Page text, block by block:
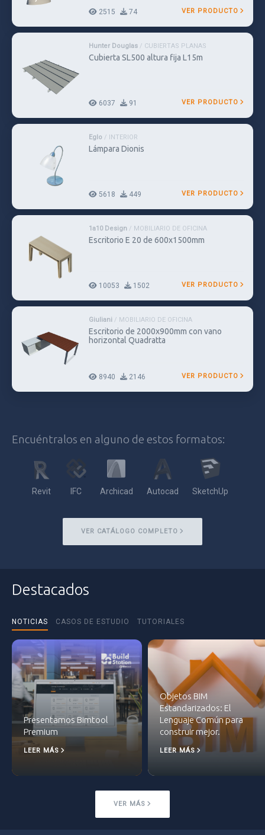
VER PRODUCTO
2515 74
Hunter Douglas / CUBIERTAS PLANAS
Cubierta SL500 altura fija L15m
VER PRODUCTO
6037 91
Eglo / INTERIOR
Lámpara Dionis
VER PRODUCTO
5618 449
1a10 Design / MOBILIARIO DE OFICINA
Escritorio E 20 de 600x1500mm
VER PRODUCTO
10053 1502
Giuliani / MOBILIARIO DE OFICINA
Escritorio de 2000x900mm con vano
horizontal Quadratta
VER PRODUCTO
8940 2146
Encuéntralos en alguno de estos formatos:
Revit IFC Archicad Autocad SketchUp
VER CATÁLOGO COMPLETO
Destacados
NOTICIAS CASOS DE ESTUDIO TUTORIALES
Presentamos Bimtool
Premium
LEER MÁS
Objetos BIM
Estandarizados: El
Lenguaje Común para
construir mejor.
LEER MÁS
VER MÁS